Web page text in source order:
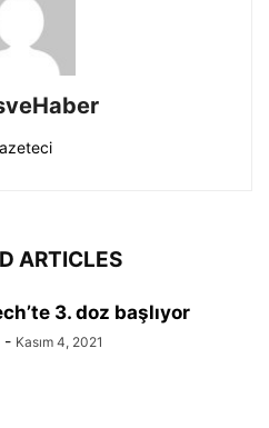
ARTICLES
3. doz başlıyor
- Kasım 4, 2021